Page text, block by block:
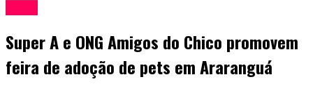
Super A e ONG Amigos do Chico promovem
feira de adoção de pets em Araranguá